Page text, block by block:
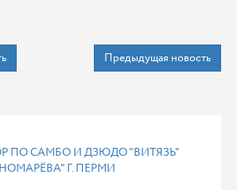
Предыдущая новость
ПО САМБО И ДЗЮДО "ВИТЯЗЬ"
Г. ПЕРМИ